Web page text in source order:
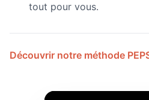
tout pour vous.
Découvrir notre méthode